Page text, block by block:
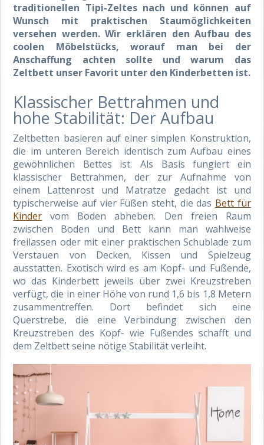
traditionellen Tipi-Zeltes nach und können auf
Wunsch mit praktischen Staumöglichkeiten
versehen werden. Wir erklären den Aufbau des
coolen Möbelstücks, worauf man bei der
Anschaffung achten sollte und warum das
Zeltbett unser Favorit unter den Kinderbetten ist.
Klassischer Bettrahmen und
hohe Stabilität: Der Aufbau
Zeltbetten basieren auf einer simplen Konstruktion,
die im unteren Bereich identisch zum Aufbau eines
gewöhnlichen Bettes ist. Als Basis fungiert ein
klassischer Bettrahmen, der zur Aufnahme von
einem Lattenrost und Matratze gedacht ist und
typischerweise auf vier Füßen steht, die das Bett für
Kinder vom Boden abheben. Den freien Raum
zwischen Boden und Bett kann man wahlweise
freilassen oder mit einer praktischen Schublade zum
Verstauen von Decken, Kissen und Spielzeug
ausstatten. Exotisch wird es am Kopf- und Fußende,
wo das Kinderbett jeweils über zwei Kreuzstreben
verfügt, die in einer Höhe von rund 1,6 bis 1,8 Metern
zusammentreffen. Dort befindet sich eine
Querstrebe, die eine Verbindung zwischen den
Kreuzstreben des Kopf- wie Fußendes schafft und
dem Zeltbett seine nötige Stabilität verleiht.